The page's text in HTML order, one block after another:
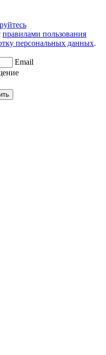
правилами пользования
персональных данных.
Email